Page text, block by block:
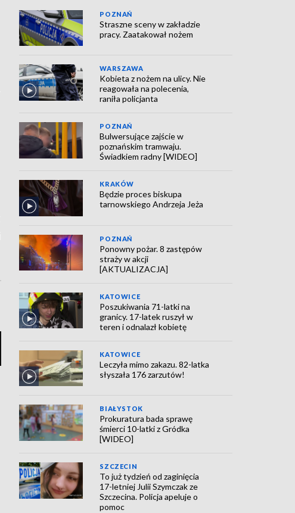
POZNAŃ
Straszne sceny w zakładzie
pracy. Zaatakował nożem
WARSZAWA
Kobieta z nożem na ulicy. Nie
reagowała na polecenia,
raniła policjanta
POZNAŃ
Bulwersujące zajście w
poznańskim tramwaju.
Świadkiem radny [WIDEO]
KRAKÓW
Będzie proces biskupa
tarnowskiego Andrzeja Jeża
POZNAŃ
Ponowny pożar. 8 zastępów
straży w akcji
[AKTUALIZACJA]
KATOWICE
Poszukiwania 71-latki na
granicy. 17-latek ruszył w
teren i odnalazł kobietę
KATOWICE
Leczyła mimo zakazu. 82-latka
słyszała 176 zarzutów!
BIAŁYSTOK
Prokuratura bada sprawę
śmierci 10-latki z Gródka
[WIDEO]
SZCZECIN
To już tydzień od zaginięcia
17-letniej Julii Szymczak ze
Szczecina. Policja apeluje o
pomoc